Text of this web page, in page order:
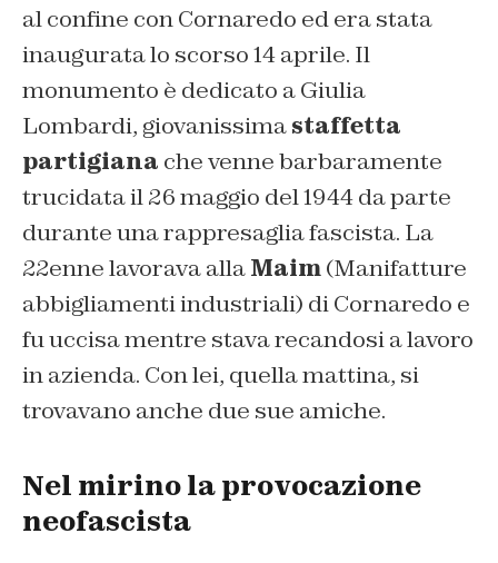
al confine con Cornaredo ed era stata
inaugurata lo scorso 14 aprile. Il
monumento è dedicato a Giulia
Lombardi, giovanissimastaffetta
partigiana che venne barbaramente
trucidata il 26 maggio del 1944 da parte
durante una rappresaglia fascista. La
22enne lavorava allaMaim(Manifatture
abbigliamenti industriali) di Cornaredo e
fu uccisa mentre stava recandosi a lavoro
in azienda. Con lei, quella mattina, si
trovavano anche due sue amiche.
Nel mirino la provocazione
neofascista